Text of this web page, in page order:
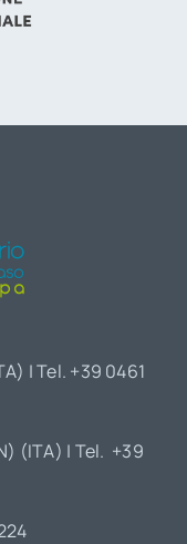
| Tel. +39 0461
(ITA) | Tel. +39